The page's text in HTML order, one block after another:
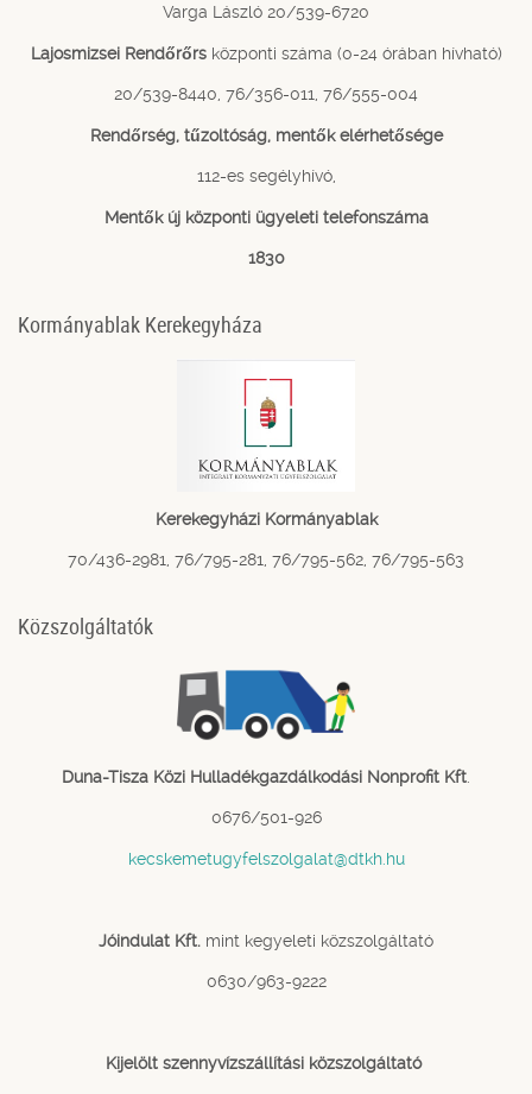
Varga László 20/539-6720
Lajosmizsei Rendőrőrsközponti száma (0-24 órában hívható)
20/539-8440, 76/356-011, 76/555-004
Rendőrség, tűzoltóság, mentők elérhetősége
112-es segélyhívó,
Mentők új központi ügyeleti telefonszáma
1830
Kormányablak Kerekegyháza
Kerekegyházi Kormányablak
70/436-2981, 76/795-281, 76/795-562, 76/795-563
Közszolgáltatók
Duna-Tisza Közi Hulladékgazdálkodási Nonprofit Kft
0676/501-926
kecskemetugyfelszolgalat@dtkh.hu
Jóindulat Kft. mint kegyeleti közszolgáltató
0630/963-9222
Kijelölt szennyvízszállítási közszolgáltató